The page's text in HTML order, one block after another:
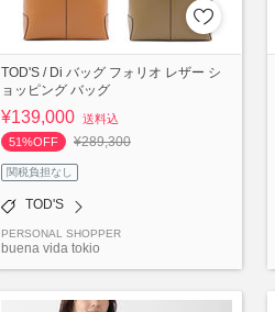
TOD'S / Di バッグ フォリオ レザー シ
ョッピング バッグ
¥139,000 送料込
51%OFF
¥289,300
関税負担なし
TOD'S
PERSONAL SHOPPER
buena vida tokio